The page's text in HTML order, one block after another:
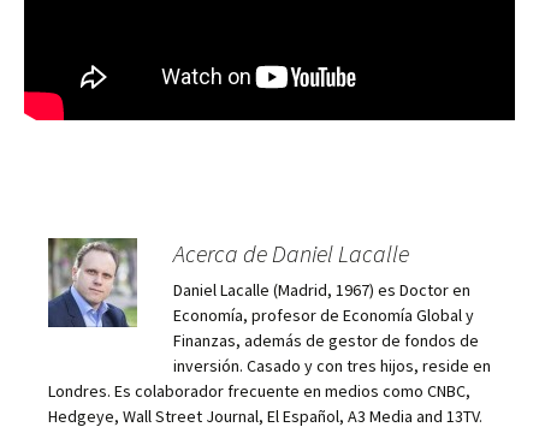
Acerca de Daniel Lacalle
Daniel Lacalle (Madrid, 1967) es Doctor en
Economía, profesor de Economía Global y
Finanzas, además de gestor de fondos de
inversión. Casado y con tres hijos, reside en
Londres. Es colaborador frecuente en medios como CNBC,
Hedgeye, Wall Street Journal, El Español, A3 Media and 13TV.